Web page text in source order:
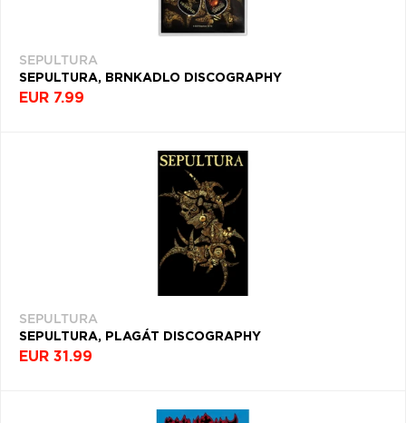
SEPULTURA
SEPULTURA, BRNKADLO DISCOGRAPHY
EUR 7.99
SEPULTURA
SEPULTURA, PLAGÁT DISCOGRAPHY
EUR 31.99